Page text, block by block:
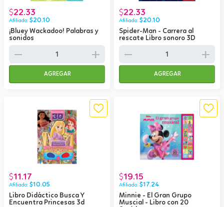
¡Bluey Wackadoo! Palabras y
sonidos
$22.33
$20.10
remove add
AGREGAR
Spider-Man - Carrera al
rescate Libro sonoro 3D
$22.33
$20.10
remove add
AGREGAR
Libro Didáctico Busca Y
Encuentra Princesas 3d
$11.17
$10.05
Minnie - El Gran Grupo
Muscial - Libro con 20
$19.15
$17.24